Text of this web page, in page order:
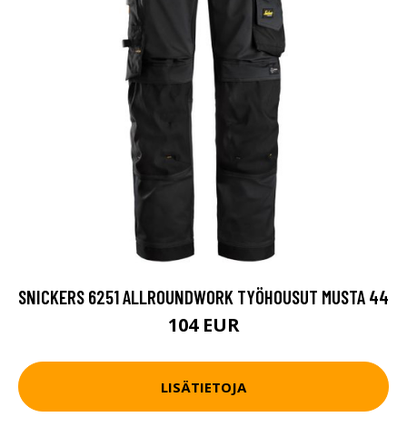
SNICKERS 6251 ALLROUNDWORK TYÖHOUSUT MUSTA 44
104 EUR
LISÄTIETOJA